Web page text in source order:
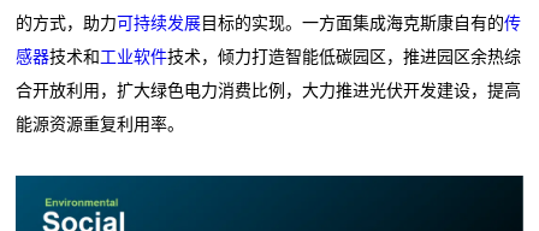
的方式，助力可持续发展 目标的实现。一方面集成海克斯康自有的传
感器技术和工业软件技术，倾力打造智能低碳园区，推进园区余热综
合开放利用，扩大绿色电力消费比例，大力推进光伏开发建设，提高
能源资源重复利用率。